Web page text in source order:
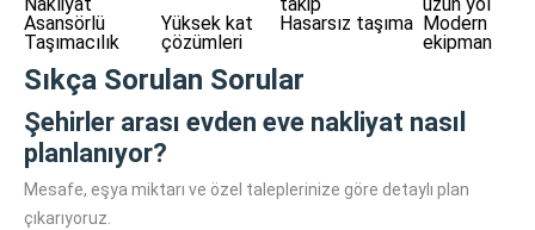
Asansörlü
Taşımacılık
Yüksek kat
çözümleri
Hasarsız taşıma Modern
ekipman
Sıkça Sorulan Sorular
Şehirler arası evden eve nakliyat nasıl
planlanıyor?
Mesafe, eşya miktarı ve özel taleplerinize göre detaylı plan
çıkarıyoruz.